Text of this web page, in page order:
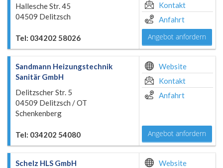
Hallesche Str. 45
04509 Delitzsch
Tel: 034202 58026
Kontakt
Anfahrt
Angebot anfordern
Sandmann Heizungstechnik
Sanitär GmbH
Delitzscher Str. 5
04509 Delitzsch / OT
Schenkenberg
Tel: 034202 54080
Website
Kontakt
Anfahrt
Angebot anfordern
Schelz HLS GmbH
Website